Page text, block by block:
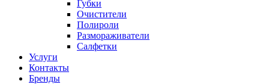
Губки
Очистители
Полироли
Размораживатели
Салфетки
Услуги
Контакты
Бренды